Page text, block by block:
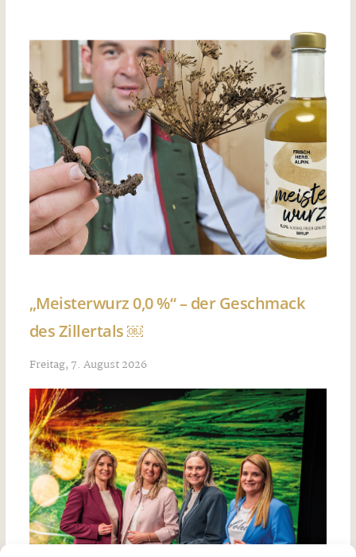
„Meisterwurz 0,0 %“ – der Geschmack
des Zillertals ￼
Freitag, 7. August 2026